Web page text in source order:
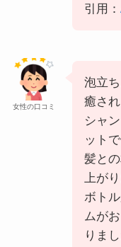
引用：
女性の口コミ
泡立
癒さ
シャ
ット
髪と
上が
ボト
ムが
りまし